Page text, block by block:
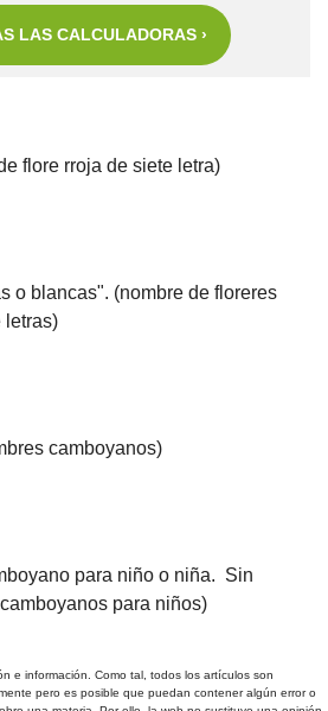
LAS CALCULADORAS ›
flore rroja de siete letra)
o blancas". (nombre de floreres
letras)
camboyanos)
para niño o niña. Sin
para niños)
e información. Como tal, todos los artículos son
pero es posible que puedan contener algún error o